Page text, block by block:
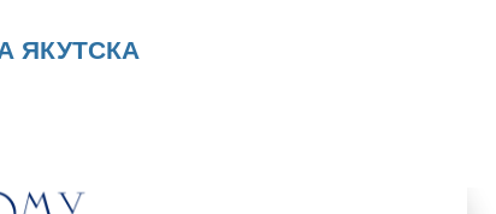
ЯКУТСКА